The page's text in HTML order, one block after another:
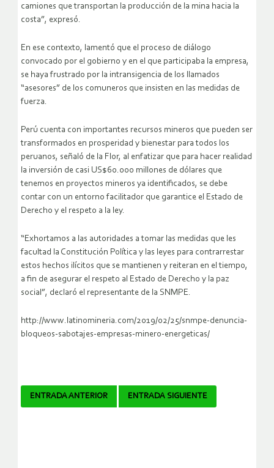
camiones que transportan la producción de la mina hacia la
costa”, expresó.
En ese contexto, lamentó que el proceso de diálogo
convocado por el gobierno y en el que participaba la empresa,
se haya frustrado por la intransigencia de los llamados
“asesores” de los comuneros que insisten en las medidas de
fuerza.
Perú cuenta con importantes recursos mineros que pueden ser
transformados en prosperidad y bienestar para todos los
peruanos, señaló de la Flor, al enfatizar que para hacer realidad
la inversión de casi US$60.000 millones de dólares que
tenemos en proyectos mineros ya identificados, se debe
contar con un entorno facilitador que garantice el Estado de
Derecho y el respeto a la ley.
“Exhortamos a las autoridades a tomar las medidas que les
facultad la Constitución Política y las leyes para contrarrestar
estos hechos ilícitos que se mantienen y reiteran en el tiempo,
a fin de asegurar el respeto al Estado de Derecho y la paz
social”, declaró el representante de la SNMPE.
http://www.latinomineria.com/2019/02/25/snmpe-denuncia-
bloqueos-sabotajes-empresas-minero-energeticas/
Navegador
ENTRADA ANTERIOR ENTRADA SIGUIENTE